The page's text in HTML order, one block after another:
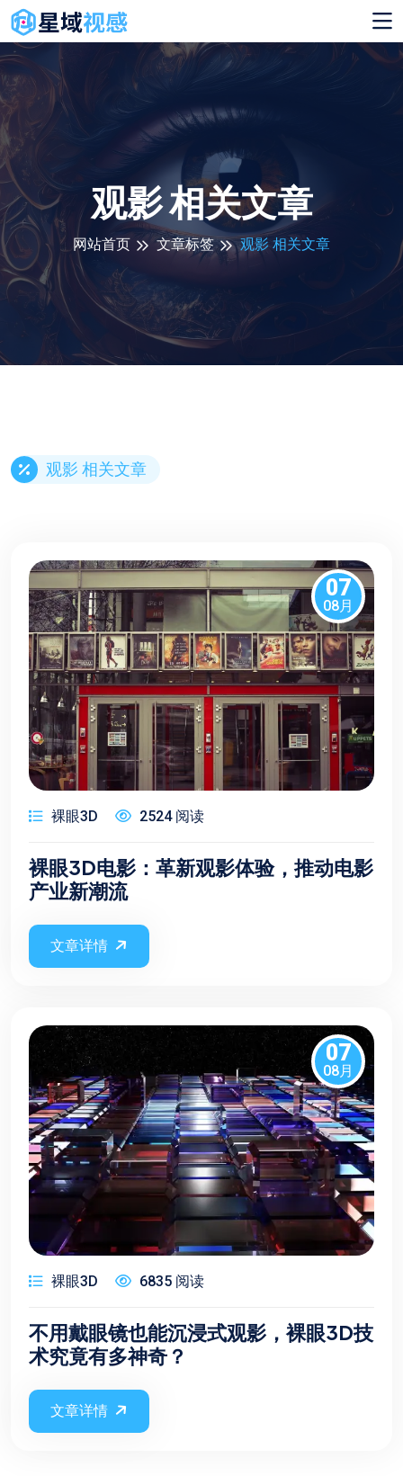
观影 相关文章
网站首页 文章标签 观影 相关文章
观影 相关文章
07
08月
裸眼3D 2524 阅读
裸眼3D电影：革新观影体验，推动电影
产业新潮流
文章详情
07
08月
裸眼3D 6835 阅读
不用戴眼镜也能沉浸式观影，裸眼3D技
术究竟有多神奇？
文章详情